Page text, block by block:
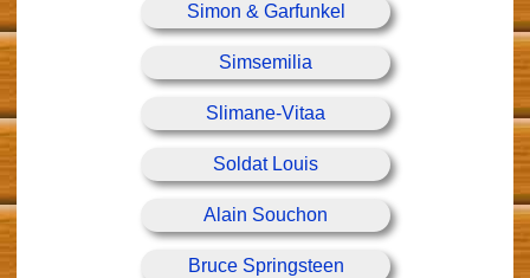
Simon & Garfunkel
Simsemilia
Slimane-Vitaa
Soldat Louis
Alain Souchon
Bruce Springsteen